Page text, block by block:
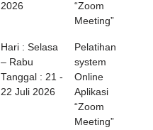
2026
“Zoom
Meeting”
Hari : Selasa
– Rabu
Tanggal : 21 -
22 Juli 2026
Pelatihan
system
Online
Aplikasi
“Zoom
Meeting”